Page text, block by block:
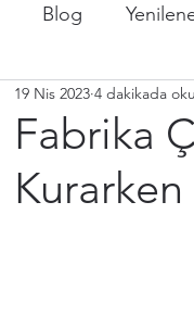
Blog
Fabrika
19 Nis 2023 4 dakikada